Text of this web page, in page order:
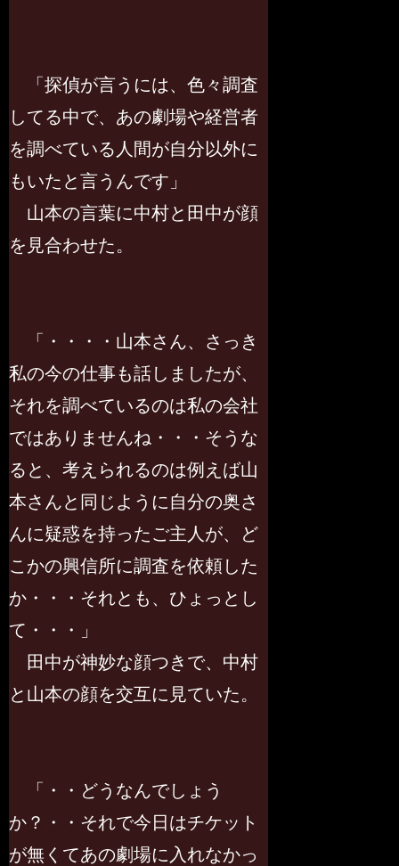
「探偵が言うには、色々調査
してる中で、あの劇場や経営者
を調べている人間が自分以外に
もいたと言うんです」
山本の言葉に中村と田中が顔
を見合わせた。
「・・・・山本さん、さっき
私の今の仕事も話しましたが、
それを調べているのは私の会社
ではありませんね・・・そうな
ると、考えられるのは例えば山
本さんと同じように自分の奥さ
んに疑惑を持ったご主人が、ど
こかの興信所に調査を依頼した
か・・・それとも、ひょっとし
て・・・」
田中が神妙な顔つきで、中村
と山本の顔を交互に見ていた。
「・・どうなんでしょう
か？・・それで今日はチケット
が無くてあの劇場に入れなかっ